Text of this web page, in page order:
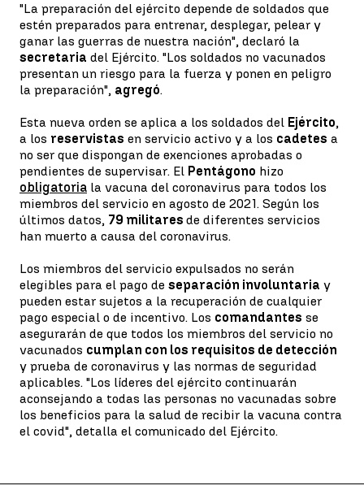
"La preparación del ejército depende de soldados que
estén preparados para entrenar, desplegar, pelear y
ganar las guerras de nuestra nación", declaró la
secretaria del Ejército. "Los soldados no vacunados
presentan un riesgo para la fuerza y ​​ponen en peligro
la preparación", agregó.
Esta nueva orden se aplica a los soldados del Ejército,
a los reservistas en servicio activo y a los cadetes a
no ser que dispongan de exenciones aprobadas o
pendientes de supervisar. El Pentágono hizo
obligatoria la vacuna del coronavirus para todos los
miembros del servicio en agosto de 2021. Según los
últimos datos, 79 militares de diferentes servicios
han muerto a causa del coronavirus.
Los miembros del servicio expulsados no serán
elegibles para el pago de separación involuntaria y
pueden estar sujetos a la recuperación de cualquier
pago especial o de incentivo. Los comandantes se
asegurarán de que todos los miembros del servicio no
vacunados cumplan con los requisitos de detección
y prueba de coronavirus y las normas de seguridad
aplicables. "Los líderes del ejército continuarán
aconsejando a todas las personas no vacunadas sobre
los beneficios para la salud de recibir la vacuna contra
el covid", detalla el comunicado del Ejército.